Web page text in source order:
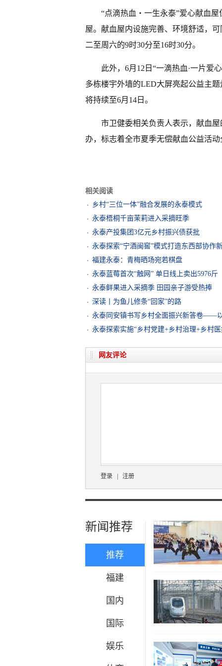
“点滴热血・一生永泰”爱心献血
屋。献血屋内设施完善、环境舒适，
二至周六的9时30分至16时30分。
此外，6月12日“一滴热血·一片爱
多栋楼宇外墙的LED大屏亮起公益主
将持续至6月14日。
市卫健委相关负责人表示，献血
办，标志着全市夏季无偿献血公益活
相关阅读
​乡村“三位一体”融合发展的永泰模式
永泰梧桐千亩茉莉进入采摘旺季
永泰产投集团3亿元乡村振兴债获批
永泰探索“宁酒闽窖”模式打造东西部协作
福建永泰：青梅晒场宛若棋盘
永泰蓝莓首次“触网” 单日线上卖出5976斤
永泰鲜果进入采摘季 田园亲子游受热捧
深读丨为鱼儿修条“回家”的路
永泰同安镇书写乡村全面振兴新答卷——
永泰探索实施“乡村党建+乡村治理+乡村
网友评论
登录 注册
新闻推荐
推荐
福建
国内
国际
娱乐